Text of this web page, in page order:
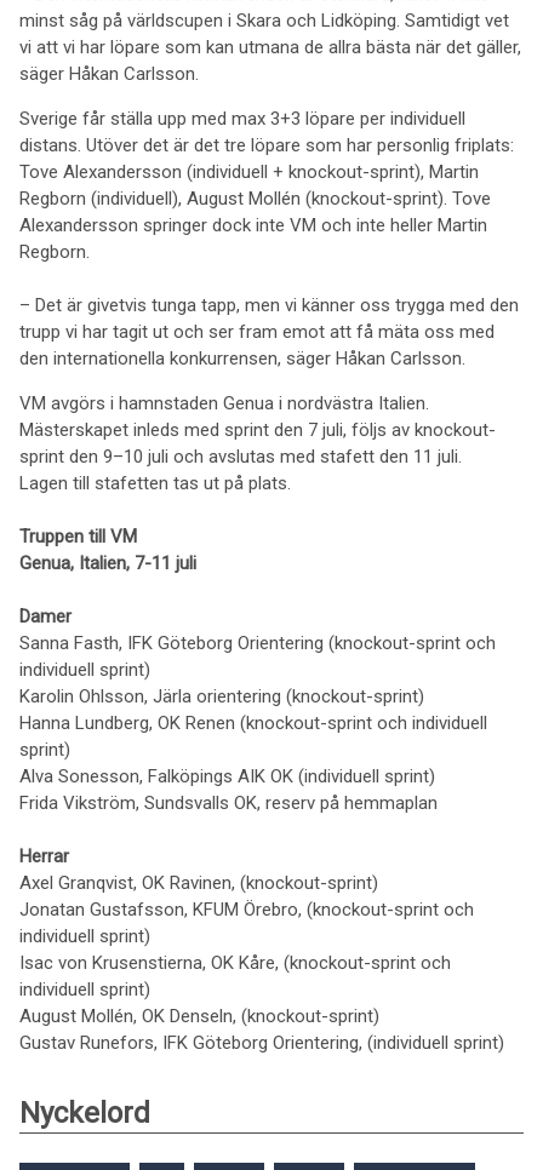
minst såg på världscupen i Skara och Lidköping. Samtidigt vet
vi att vi har löpare som kan utmana de allra bästa när det gäller,
säger Håkan Carlsson.
Sverige får ställa upp med max 3+3 löpare per individuell
distans. Utöver det är det tre löpare som har personlig friplats:
Tove Alexandersson (individuell + knockout-sprint), Martin
Regborn (individuell), August Mollén (knockout-sprint). Tove
Alexandersson springer dock inte VM och inte heller Martin
Regborn.
– Det är givetvis tunga tapp, men vi känner oss trygga med den
trupp vi har tagit ut och ser fram emot att få mäta oss med
den internationella konkurrensen, säger Håkan Carlsson.
VM avgörs i hamnstaden Genua i nordvästra Italien.
Mästerskapet inleds med sprint den 7 juli, följs av knockout-
sprint den 9–10 juli och avslutas med stafett den 11 juli.
Lagen till stafetten tas ut på plats.
Truppen till VM
Genua, Italien, 7-11 juli
Damer
Sanna Fasth, IFK Göteborg Orientering (knockout-sprint och
individuell sprint)
Karolin Ohlsson, Järla orientering (knockout-sprint)
Hanna Lundberg, OK Renen (knockout-sprint och individuell
sprint)
Alva Sonesson, Falköpings AIK OK (individuell sprint)
Frida Vikström, Sundsvalls OK, reserv på hemmaplan
Herrar
Axel Granqvist, OK Ravinen, (knockout-sprint)
Jonatan Gustafsson, KFUM Örebro, (knockout-sprint och
individuell sprint)
Isac von Krusenstierna, OK Kåre, (knockout-sprint och
individuell sprint)
August Mollén, OK Denseln, (knockout-sprint)
Gustav Runefors, IFK Göteborg Orientering, (individuell sprint)
Nyckelord